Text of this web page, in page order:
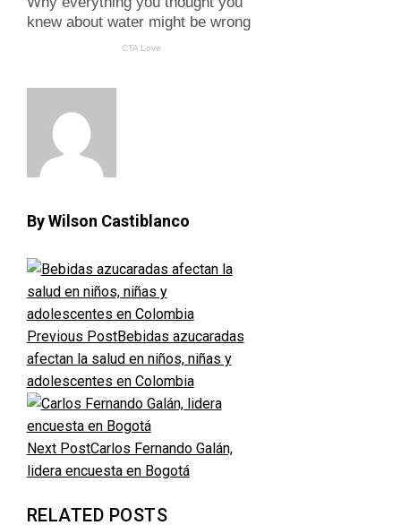
By Wilson Castiblanco
Previous PostBebidas azucaradas
afectan la salud en niños, niñas y
adolescentes en Colombia
Next PostCarlos Fernando Galán,
lidera encuesta en Bogotá
RELATED POSTS